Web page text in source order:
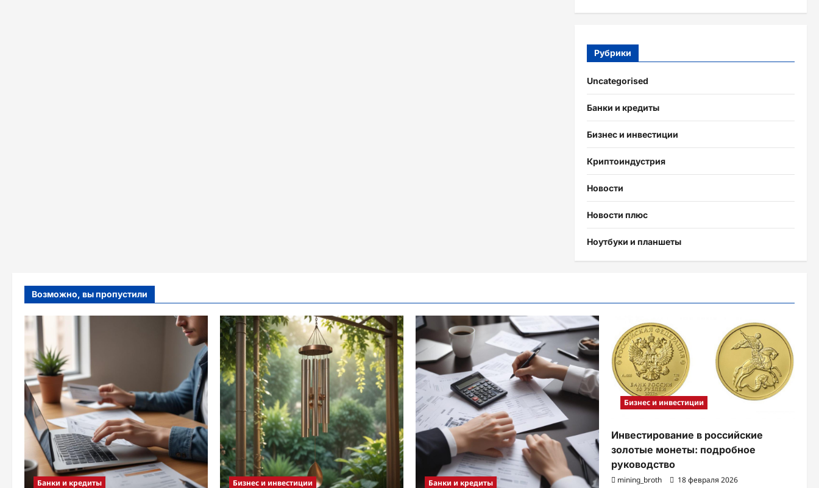
Рубрики
Uncategorised
Банки и кредиты
Бизнес и инвестиции
Криптоиндустрия
Новости
Новости плюс
Ноутбуки и планшеты
Возможно, вы пропустили
Банки и кредиты Бизнес и инвестиции Банки и кредиты
Бизнес и инвестиции
Инвестирование в российские
золотые монеты: подробное
руководство
mining_broth 18 февраля 2026